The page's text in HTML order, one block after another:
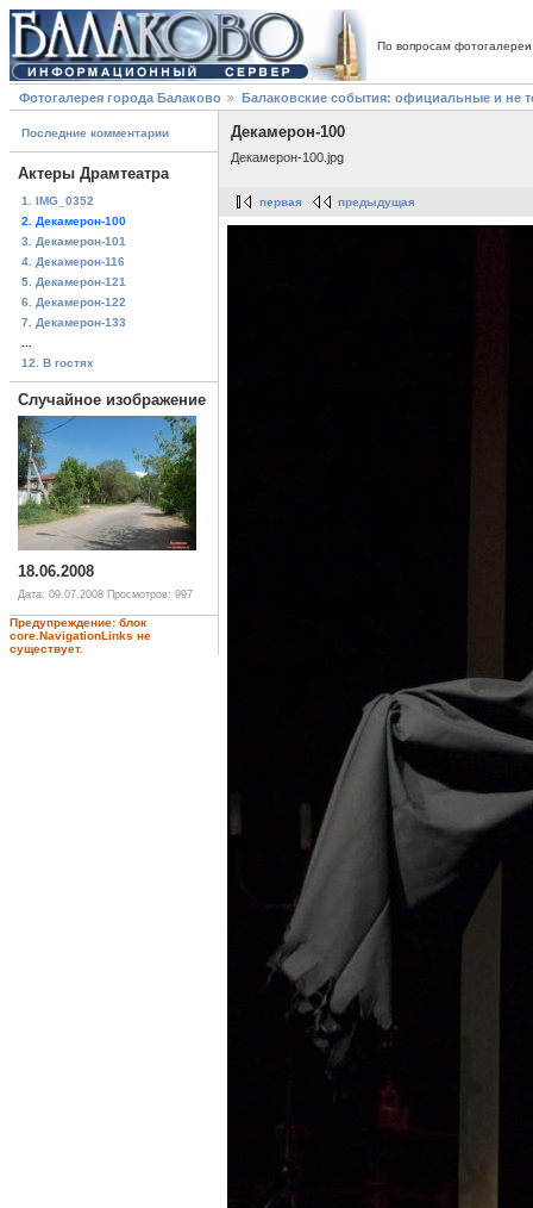
По вопросам
Фотогалерея города Балаково Балаковские события: официальные и не
Последние комментарии
Актеры Драмтеатра
1. IMG_0352
2. Декамерон-100
3. Декамерон-101
4. Декамерон-116
5. Декамерон-121
6. Декамерон-122
7. Декамерон-133
12. В гостях
Случайное изображение
18.06.2008
Дата: 09.07.2008 Просмотров: 997
Предупреждение: блок
core.NavigationLinks не
существует.
Декамерон-100
Декамерон-100.jpg
первая предыдущая